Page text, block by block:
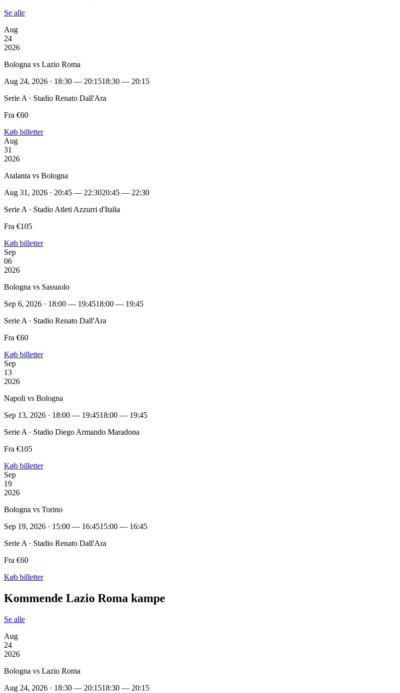
Se alle
Aug
24
2026
Bologna vs Lazio Roma
Aug 24, 2026 · 18:30 — 20:1518:30 — 20:15
Serie A · Stadio Renato Dall'Ara
Fra €60
Køb billetter
Aug
31
2026
Atalanta vs Bologna
Aug 31, 2026 · 20:45 — 22:3020:45 — 22:30
Serie A · Stadio Atleti Azzurri d'Italia
Fra €105
Køb billetter
Sep
06
2026
Bologna vs Sassuolo
Sep 6, 2026 · 18:00 — 19:4518:00 — 19:45
Serie A · Stadio Renato Dall'Ara
Fra €60
Køb billetter
Sep
13
2026
Napoli vs Bologna
Sep 13, 2026 · 18:00 — 19:4518:00 — 19:45
Serie A · Stadio Diego Armando Maradona
Fra €105
Køb billetter
Sep
19
2026
Bologna vs Torino
Sep 19, 2026 · 15:00 — 16:4515:00 — 16:45
Serie A · Stadio Renato Dall'Ara
Fra €60
Køb billetter
Kommende Lazio Roma kampe
Se alle
Aug
24
2026
Bologna vs Lazio Roma
Aug 24, 2026 · 18:30 — 20:1518:30 — 20:15